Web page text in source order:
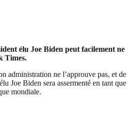
élu Joe Biden peut facilement ne
Times.
administration ne l’approuve pas, et de
Joe Biden sera assermenté en tant que
mondiale.